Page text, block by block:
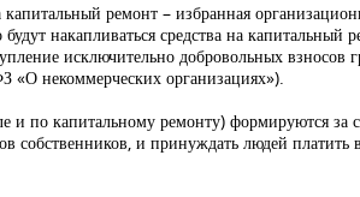
ремонт – избранная
будут накапливаться средства на капитальный
исключительно добровольных взносов
«О некоммерческих организациях»).
по капитальному ремонту) формируются за
собственников, и принуждать людей